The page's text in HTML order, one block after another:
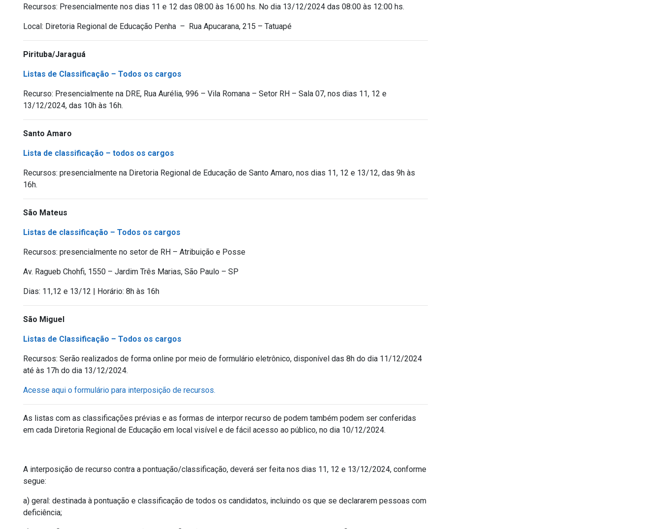
Recursos: Presencialmente nos dias 11 e 12 das 08:00 às 16:00 hs. No dia 13/12/2024 das 08:00 às 12:00 hs.
Local: Diretoria Regional de Educação Penha – Rua Apucarana, 215 – Tatuapé
Pirituba/Jaraguá
Listas de Classificação – Todos os cargos
Recurso: Presencialmente na DRE, Rua Aurélia, 996 – Vila Romana – Setor RH – Sala 07, nos dias 11, 12 e
13/12/2024, das 10h às 16h.
Santo Amaro
Lista de classificação – todos os cargos
Recursos: presencialmente na Diretoria Regional de Educação de Santo Amaro, nos dias 11, 12 e 13/12, das 9h às
16h.
São Mateus
Listas de classificação – Todos os cargos
Recursos: presencialmente no setor de RH – Atribuição e Posse
Av. Ragueb Chohfi, 1550 – Jardim Três Marias, São Paulo – SP
Dias: 11,12 e 13/12 | Horário: 8h às 16h
São Miguel
Listas de Classificação – Todos os cargos
Recursos: Serão realizados de forma online por meio de formulário eletrônico, disponível das 8h do dia 11/12/2024
até às 17h do dia 13/12/2024.
Acesse aqui o formulário para interposição de recursos.
As listas com as classificações prévias e as formas de interpor recurso de podem também podem ser conferidas
em cada Diretoria Regional de Educação em local visível e de fácil acesso ao público, no dia 10/12/2024.
A interposição de recurso contra a pontuação/classificação, deverá ser feita nos dias 11, 12 e 13/12/2024, conforme
segue:
a) geral: destinada à pontuação e classificação de todos os candidatos, incluindo os que se declararem pessoas com
deficiência;